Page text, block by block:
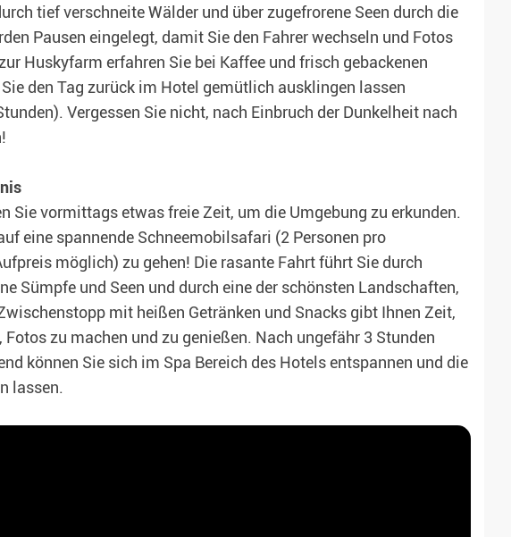
tief verschneite Wälder und über zugefrorene Seen durch die
Pausen eingelegt, damit Sie den Fahrer wechseln und Fotos
Huskyfarm erfahren Sie bei Kaffee und frisch gebackenen
den Tag zurück im Hotel gemütlich ausklingen lassen
Vergessen Sie nicht, nach Einbruch der Dunkelheit nach
Sie vormittags etwas freie Zeit, um die Umgebung zu erkunden.
eine spannende Schneemobilsafari (2 Personen pro
möglich) zu gehen! Die rasante Fahrt führt Sie durch
Sümpfe und Seen und durch eine der schönsten Landschaften,
mit heißen Getränken und Snacks gibt Ihnen Zeit,
zu machen und zu genießen. Nach ungefähr 3 Stunden
können Sie sich im Spa Bereich des Hotels entspannen und die
lassen.